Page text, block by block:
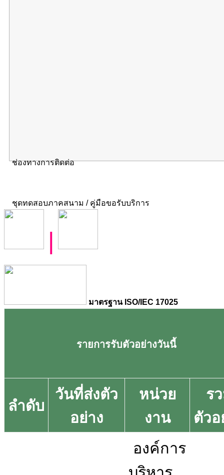
ช่องทางการติดต่อ
ชุดทดสอบภาคสนาม / คู่มือขอรับบริการ
มาตรฐาน ISO/IEC 17025
รายการรับตัวอย่างวันนี้
ลำดับ
วันที่ส่งตัว
อย่าง
หน่วย
งาน
ร
ตัวอ
องค์การ